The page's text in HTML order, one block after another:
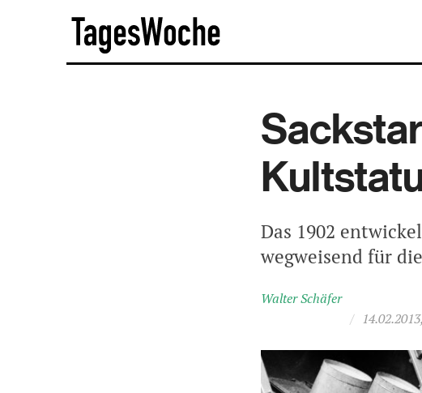
Das 1902
wegweisend für
Walter Schäfer
/